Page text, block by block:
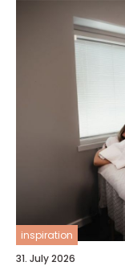
inspiration
31. July 2026